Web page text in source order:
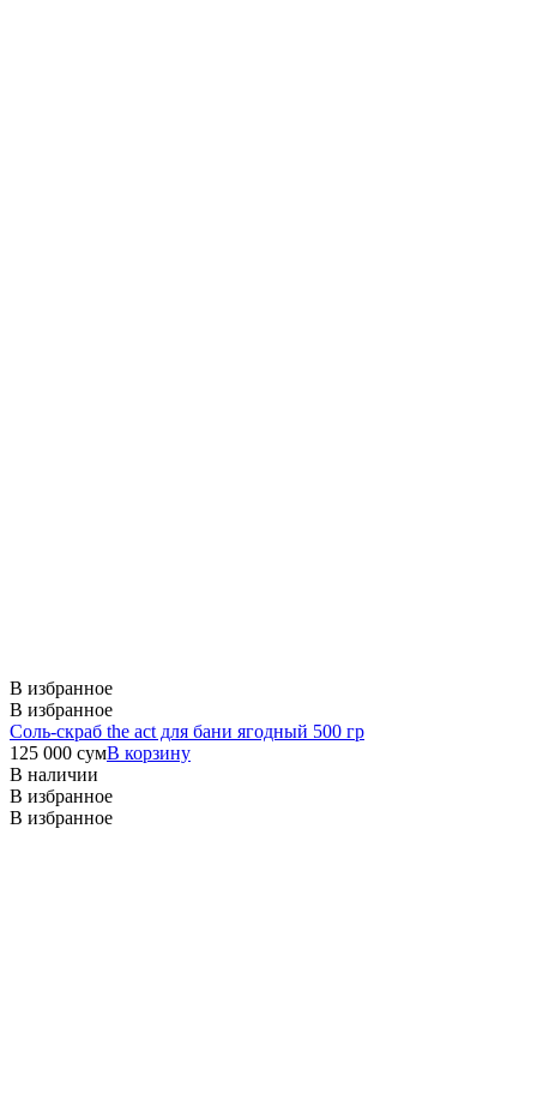
В избранное
В избранное
Соль-скраб the act для бани ягодный 500 гр
125 000 сумВ корзину
В наличии
В избранное
В избранное